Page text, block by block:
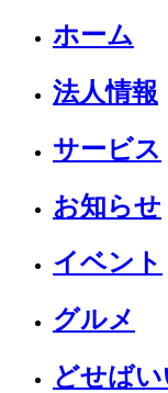
ホーム
法人情報
サービス
お知らせ
イベント
グルメ
どせば